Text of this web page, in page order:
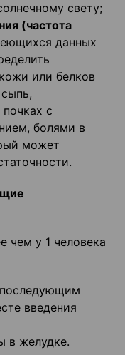
свету;
(частота
данных
или белков
с
болями в
может
чем у 1 человека
последующим
введения
в желудке.